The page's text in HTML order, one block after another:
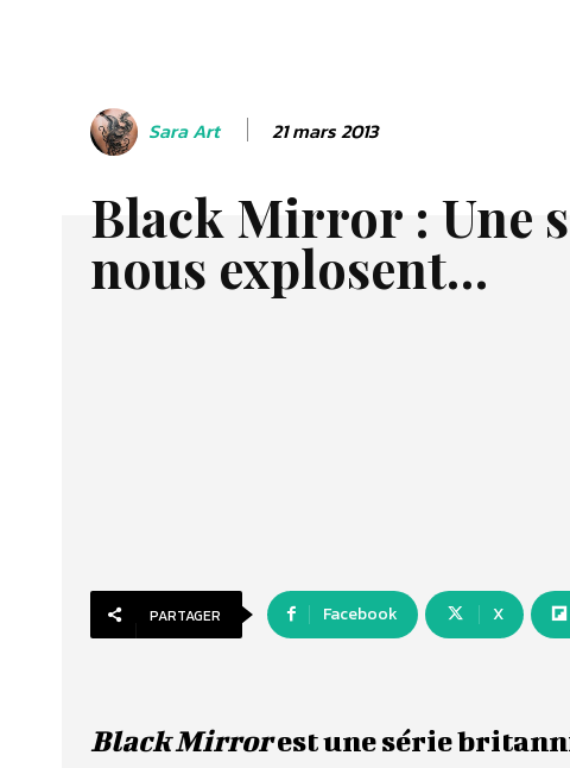
Sara Art 21 mars 2013
Black Mirror : Une
nous explosent…
PARTAGER Facebook X
Black Mirrorest une série